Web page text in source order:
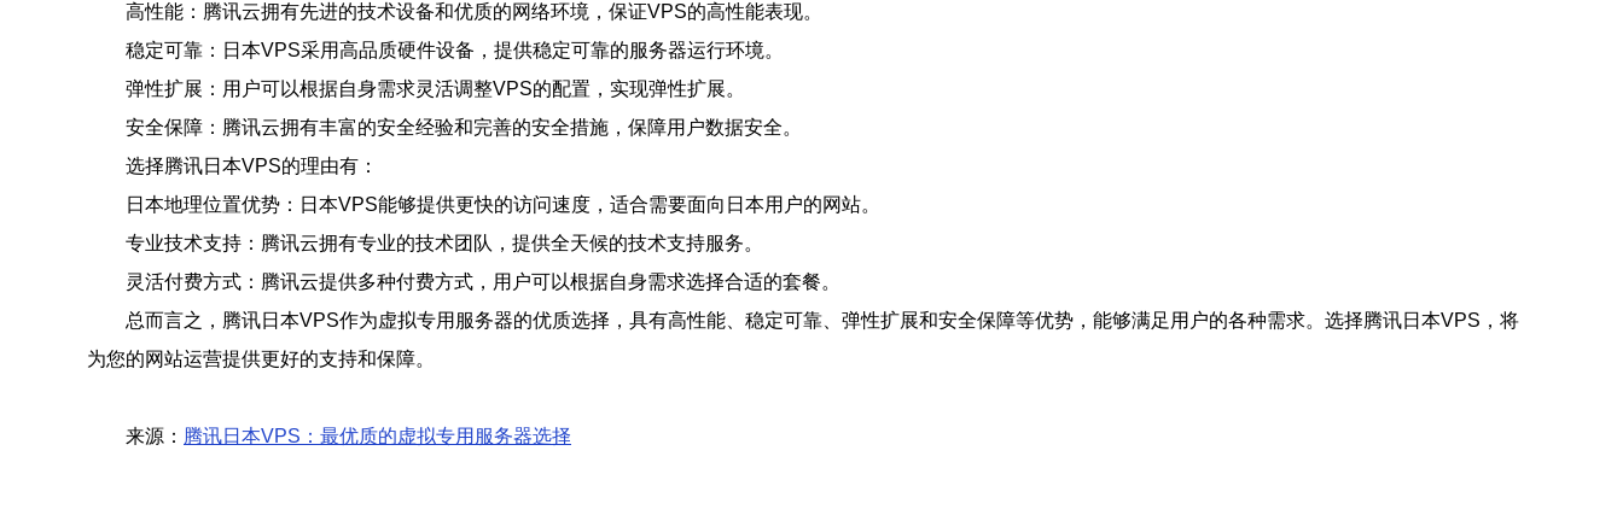
高性能：腾讯云拥有先进的技术设备和优质的网络环境，保证VPS的高性能表现。
稳定可靠：日本VPS采用高品质硬件设备，提供稳定可靠的服务器运行环境。
弹性扩展：用户可以根据自身需求灵活调整VPS的配置，实现弹性扩展。
安全保障：腾讯云拥有丰富的安全经验和完善的安全措施，保障用户数据安全。
选择腾讯日本VPS的理由有：
日本地理位置优势：日本VPS能够提供更快的访问速度，适合需要面向日本用户的网站。
专业技术支持：腾讯云拥有专业的技术团队，提供全天候的技术支持服务。
灵活付费方式：腾讯云提供多种付费方式，用户可以根据自身需求选择合适的套餐。
总而言之，腾讯日本VPS作为虚拟专用服务器的优质选择，具有高性能、稳定可靠、弹性扩展和安全保障等优势，能够满足用户的各种需求。选择腾讯日本VPS，将
为您的网站运营提供更好的支持和保障。
来源： 腾讯日本VPS：最优质的虚拟专用服务器选择